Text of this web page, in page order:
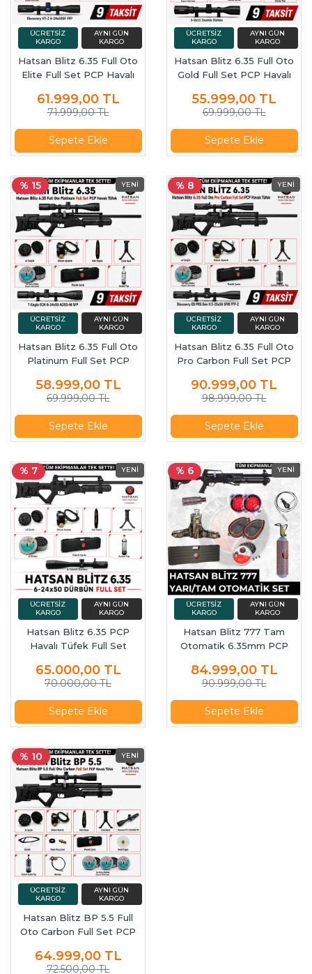
Hatsan Blitz 6.35 Full Oto
Elite Full Set PCP Havalı
61.999,00 TL
71.999,00 TL
Sepete Ekle
Hatsan Blitz 6.35 Full Oto
Gold Full Set PCP Havalı
55.999,00 TL
69.999,00 TL
Sepete Ekle
% 15
Hatsan Blitz 6.35 Full Oto
Platinum Full Set PCP
58.999,00 TL
69.999,00 TL
Sepete Ekle
% 8
Hatsan Blitz 6.35 Full Oto
Pro Carbon Full Set PCP
90.999,00 TL
98.999,00 TL
Sepete Ekle
% 7
Hatsan Blitz 6.35 PCP
Havalı Tüfek Full Set
Dürbün + Scuba Tüp
65.000,00 TL
70.000,00 TL
Sepete Ekle
% 6
Hatsan Blitz 777 Tam
Otomatik 6.35mm PCP
84.999,00 TL
90.999,00 TL
Sepete Ekle
% 10
Hatsan Blitz BP 5.5 Full
Oto Carbon Full Set PCP
64.999,00 TL
72.500,00 TL